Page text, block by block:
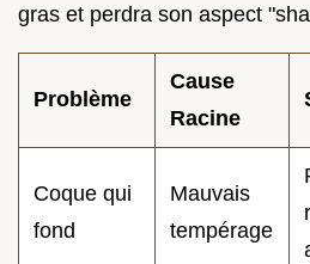
gras et perdra son aspect
Problème
Cause
Racine
Coque qui
fond
Mauvais
tempérage